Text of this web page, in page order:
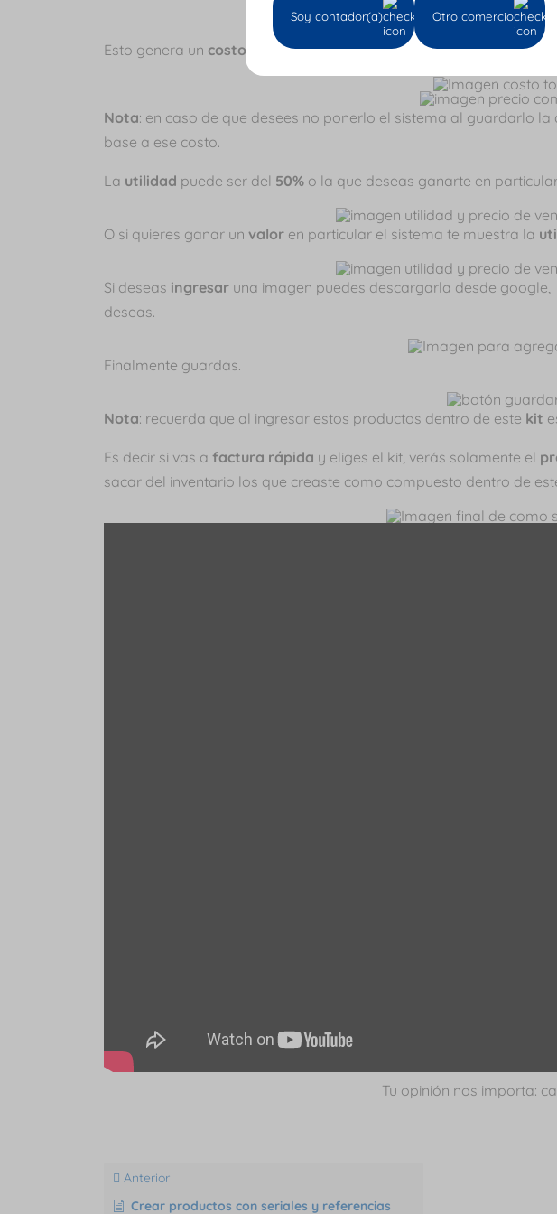
Esto genera un costo el cual pondrás en el campoprecio de compra
Nota: en caso de que desees no ponerlo el sistema al guardarlo
base a ese costo.
La utilidad puede ser del 50%o la que deseas ganarte en
O si quieres ganar un valor en particular el sistema te muestra la
Si deseas ingresar una imagen puedes descargarla desde google,
deseas.
Finalmente guardas.
Nota: recuerda que al ingresar estos productos dentro de este kit
Es decir si vas a factura rápida y eliges el kit, verás solamente el
sacar del inventario los que creaste como compuesto dentro de
Tu opinión nos importa:
Anterior
Crear productos con seriales y referencias
Soy contador(a) Otro comercio